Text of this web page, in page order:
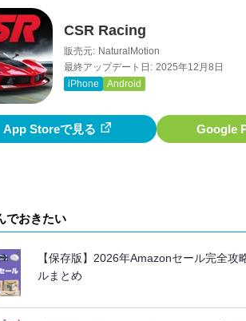
CSR Racing
販売元: NaturalMotion
最終アップデート日: 2025年12月8日
iPhone
Android
App Storeで見る Google
でおきたい
【保存版】2026年Amazonセール完全
ルまとめ